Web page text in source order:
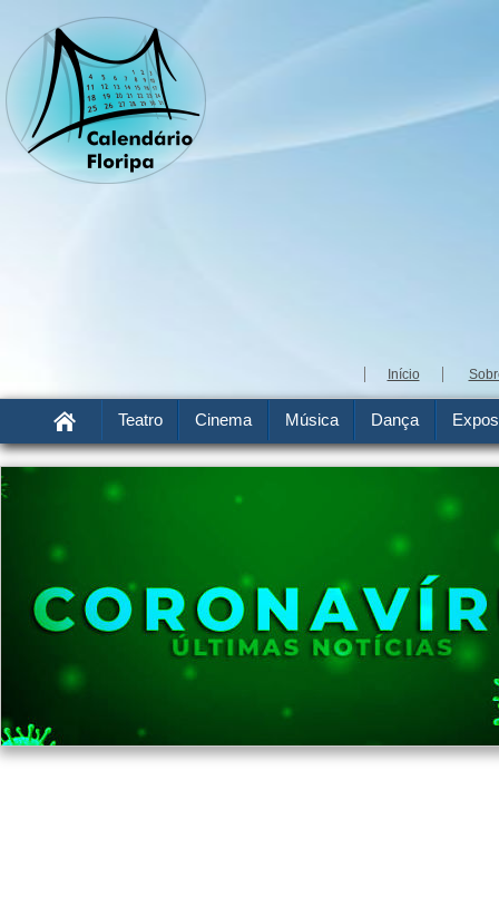
Início
Teatro Cinema Música Dança